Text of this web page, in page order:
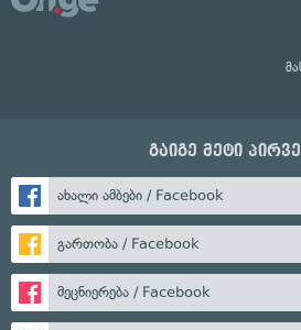
გაიგე მეტი
ახალი ამბები / Facebook
გართობა / Facebook
მეცნიერება / Facebook